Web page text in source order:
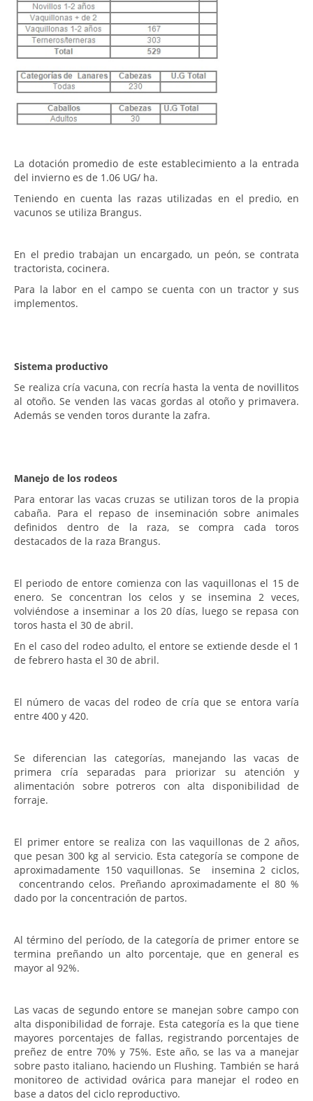
La dotación promedio de este establecimiento a la entrada
del invierno es de 1.06 UG/ ha.
Teniendo en cuenta las razas utilizadas en el predio, en
vacunos se utiliza Brangus.
En el predio trabajan un encargado, un peón, se contrata
tractorista, cocinera.
Para la labor en el campo se cuenta con un tractor y sus
implementos.
Sistema productivo
Se realiza cría vacuna, con recría hasta la venta de novillitos
al otoño. Se venden las vacas gordas al otoño y primavera.
Además se venden toros durante la zafra.
Manejo de los rodeos
Para entorar las vacas cruzas se utilizan toros de la propia
cabaña. Para el repaso de inseminación sobre animales
definidos dentro de la raza, se compra cada toros
destacados de la raza Brangus.
El periodo de entore comienza con las vaquillonas el 15 de
enero. Se concentran los celos y se insemina 2 veces,
volviéndose a inseminar a los 20 días, luego se repasa con
toros hasta el 30 de abril.
En el caso del rodeo adulto, el entore se extiende desde el 1
de febrero hasta el 30 de abril.
El número de vacas del rodeo de cría que se entora varía
entre 400 y 420.
Se diferencian las categorías, manejando las vacas de
primera cría separadas para priorizar su atención y
alimentación sobre potreros con alta disponibilidad de
forraje.
El primer entore se realiza con las vaquillonas de 2 años,
que pesan 300 kg al servicio. Esta categoría se compone de
aproximadamente 150 vaquillonas. Se insemina 2 ciclos,
concentrando celos. Preñando aproximadamente el 80 %
dado por la concentración de partos.
Al término del período, de la categoría de primer entore se
termina preñando un alto porcentaje, que en general es
mayor al 92%.
Las vacas de segundo entore se manejan sobre campo con
alta disponibilidad de forraje. Esta categoría es la que tiene
mayores porcentajes de fallas, registrando porcentajes de
preñez de entre 70% y 75%. Este año, se las va a manejar
sobre pasto italiano, haciendo un Flushing. También se hará
monitoreo de actividad ovárica para manejar el rodeo en
base a datos del ciclo reproductivo.